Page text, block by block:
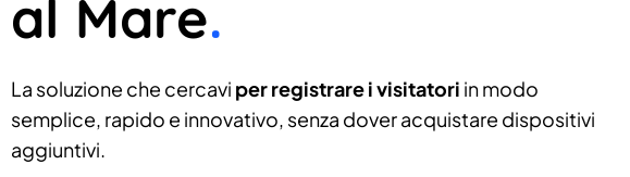
al Mare.
La soluzione che cercavi per registrare i visitatori in modo
semplice, rapido e innovativo, senza dover acquistare dispositivi
aggiuntivi.